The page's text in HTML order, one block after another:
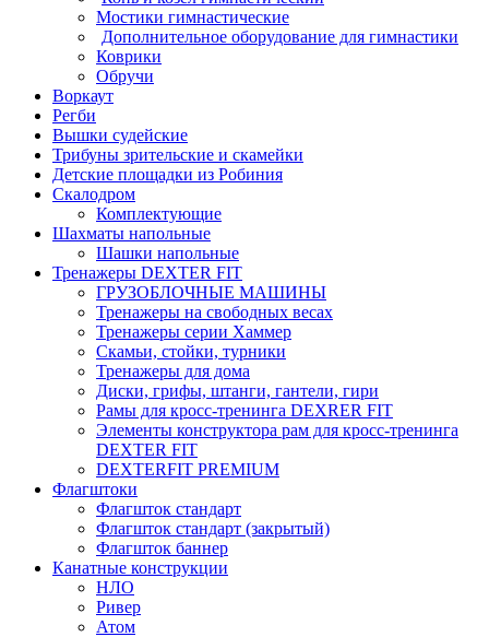
Мостики гимнастические
Дополнительное оборудование для гимнастики
Коврики
Обручи
Воркаут
Регби
Вышки судейские
Трибуны зрительские и скамейки
Детские площадки из Робиния
Скалодром
Комплектующие
Шахматы напольные
Шашки напольные
Тренажеры DEXTER FIT
ГРУЗОБЛОЧНЫЕ МАШИНЫ
Тренажеры на свободных весах
Тренажеры серии Хаммер
Скамьи, стойки, турники
Тренажеры для дома
Диски, грифы, штанги, гантели, гири
Рамы для кросс-тренинга DEXRER FIT
Элементы конструктора рам для кросс-тренинга
DEXTER FIT
DEXTERFIT PREMIUM
Флагштоки
Флагшток стандарт
Флагшток стандарт (закрытый)
Флагшток баннер
Канатные конструкции
НЛО
Ривер
Атом